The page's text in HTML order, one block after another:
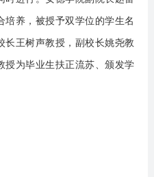
培养，被授予双学位的学生名
长王树声教授，副校长姚尧教
授为毕业生扶正流苏、颁发学